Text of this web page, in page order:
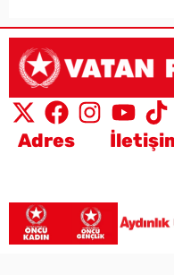
Adres